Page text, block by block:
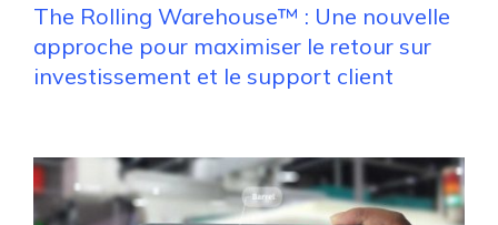
The Rolling Warehouse™ : Une nouvelle
approche pour maximiser le retour sur
investissement et le support client